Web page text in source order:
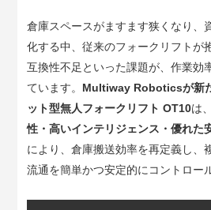
CN EN KR
DE
倉庫スペースがますます狭くなり、
化する中、従来のフォークリフトが
互換性不足といった課題が、作業効
ています。 Multiway Roboticsが新
ット型無人フォークリフト OT10は
性・高いインテリジェンス・優れた
により、倉庫搬送効率を再定義し、
流通を簡単かつ安定的にコントロー